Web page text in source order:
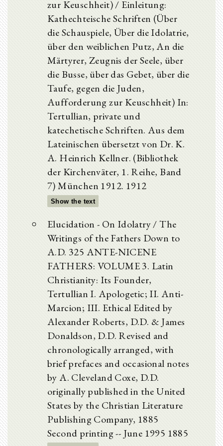
zur Keuschheit) / Einleitung:
Kathechteische Schriften (Über
die Schauspiele, Über die Idolatrie,
über den weiblichen Putz, An die
Märtyrer, Zeugnis der Seele, über
die Busse, über das Gebet, über die
Taufe, gegen die Juden,
Aufforderung zur Keuschheit) In:
Tertullian, private und
katechetische Schriften. Aus dem
Lateinischen übersetzt von Dr. K.
A. Heinrich Kellner. (Bibliothek
der Kirchenväter, 1. Reihe, Band
7) München 1912. 1912
Show the text
Elucidation - On Idolatry / The
Writings of the Fathers Down to
A.D. 325 ANTE-NICENE
FATHERS: VOLUME 3. Latin
Christianity: Its Founder,
Tertullian I. Apologetic; II. Anti-
Marcion; III. Ethical Edited by
Alexander Roberts, D.D. & James
Donaldson, D.D. Revised and
chronologically arranged, with
brief prefaces and occasional notes
by A. Cleveland Coxe, D.D.
originally published in the United
States by the Christian Literature
Publishing Company, 1885
Second printing -- June 1995 1885